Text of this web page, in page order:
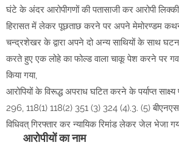
घंटे के अंदर आरोपीगणों की पतासाजी कर आरोपी
हिरासत में लेकर पूछताछ करने पर अपने मेमोरण्डम
चन्द्रशेखर के द्वारा अपने दो अन्य साथियों के साथ
करते हुए एक लोहे का फोल्ड वाला चाकू पेश करने पर
किया गया,
आरोपियों के विरूद्ध अपराध घटित करने के पर्याप्त
296, 118(1) 118(2) 351 (3) 324 (4).3. (5)
विधिवत् गिरफ्तार कर न्यायिक रिमांड लेकर जेल भेजा
आरोपीयों का नाम